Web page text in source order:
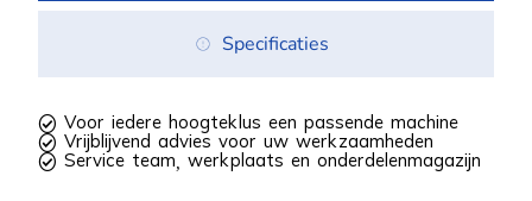
 Voor iedere hoogteklus een passende machine
 Vrijblijvend advies voor uw werkzaamheden
 Service team, werkplaats en onderdelenmagazijn
Specificaties